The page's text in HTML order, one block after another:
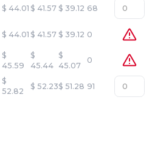
$ 44.01 $ 41.57 $ 39.12 68
$ 44.01 $ 41.57 $ 39.12 0
$
45.59
$
45.44
$
45.07
0
$
52.82
$ 52.23$ 51.28 91